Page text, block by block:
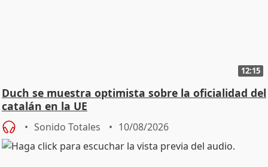
12:15
Duch se muestra optimista sobre la oficialidad del
catalán en la UE
Sonido Totales 10/08/2026